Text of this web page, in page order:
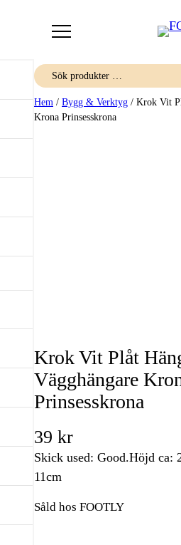
Sök
Hem / Bygg & Verktyg / Krok Vit
Krona Prinsesskrona
Krok Vit Plåt
Vägghängare
Prinsesskrona
39 kr
Skick used: Good.Höjd ca:
11cm
Såld hos FOOTLY